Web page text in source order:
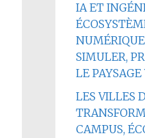
IA ET
SIMULER,
LE
LES VILLES
CAMPUS,